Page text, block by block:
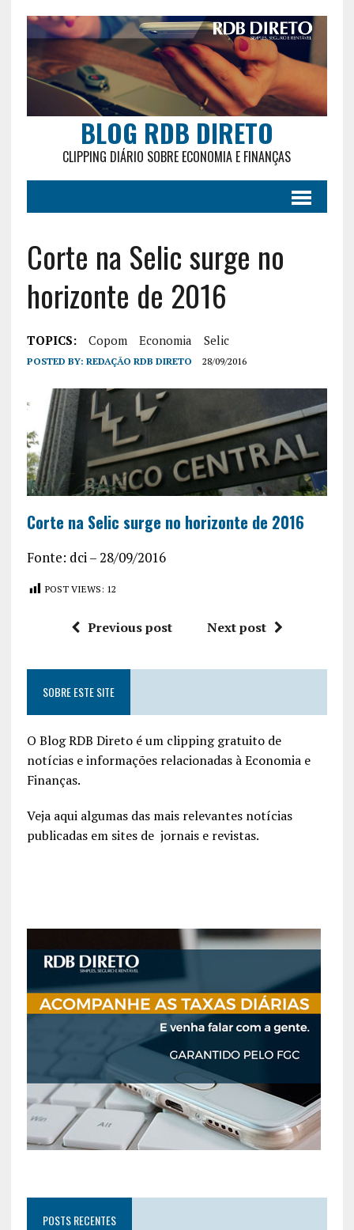
BLOG RDB DIRETO
CLIPPING DIÁRIO SOBRE ECONOMIA E FINANÇAS
Corte na Selic surge no
horizonte de 2016
TOPICS: Copom Economia Selic
POSTED BY: REDAÇÃO RDB DIRETO 28/09/2016
Corte na Selic surge no horizonte de 2016
Fonte: dci – 28/09/2016
POST VIEWS: 12
Previous post Next post
SOBRE ESTE SITE
O Blog RDB Direto é um clipping gratuito de
notícias e informações relacionadas à Economia e
Finanças.
Veja aqui algumas das mais relevantes notícias
publicadas em sites de jornais e revistas.
POSTS RECENTES